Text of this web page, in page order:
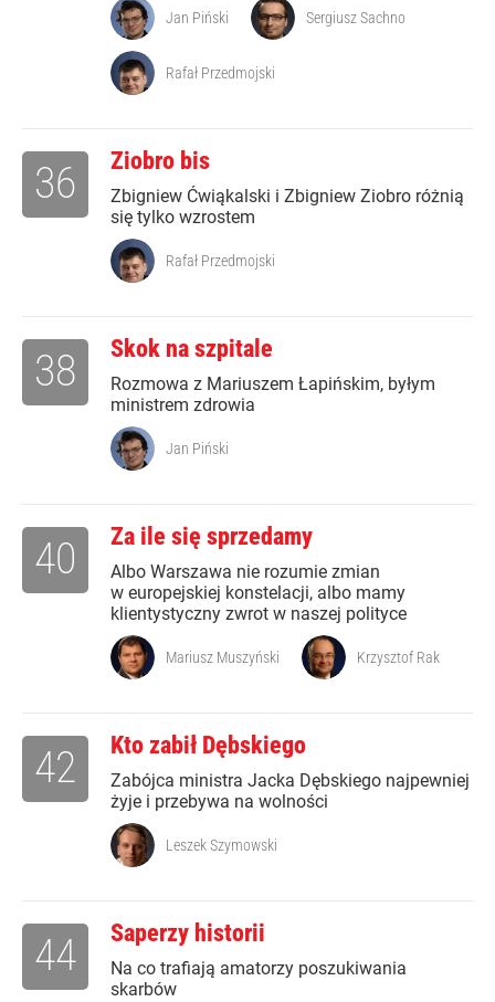
Jan Piński Sergiusz Sachno
Rafał Przedmojski
Ziobro bis
Zbigniew Ćwiąkalski i Zbigniew Ziobro różnią
się tylko wzrostem
36
Rafał Przedmojski
Skok na szpitale
Rozmowa z Mariuszem Łapińskim, byłym
ministrem zdrowia
38
Jan Piński
Za ile się sprzedamy
Albo Warszawa nie rozumie zmian
w europejskiej konstelacji, albo mamy
klientystyczny zwrot w naszej polityce
40
Mariusz Muszyński Krzysztof Rak
Kto zabił Dębskiego
Zabójca ministra Jacka Dębskiego najpewniej
żyje i przebywa na wolności
42
Leszek Szymowski
Saperzy historii
Na co trafiają amatorzy poszukiwania
skarbów
44